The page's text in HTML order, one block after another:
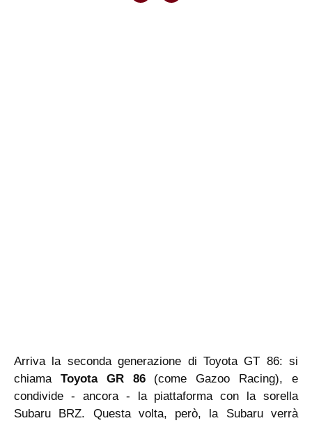
Arriva la seconda generazione di Toyota GT 86: si
chiama Toyota GR 86(come Gazoo Racing), e
condivide - ancora - la piattaforma con la sorella
Subaru BRZ. Questa volta, però, la Subaru verrà